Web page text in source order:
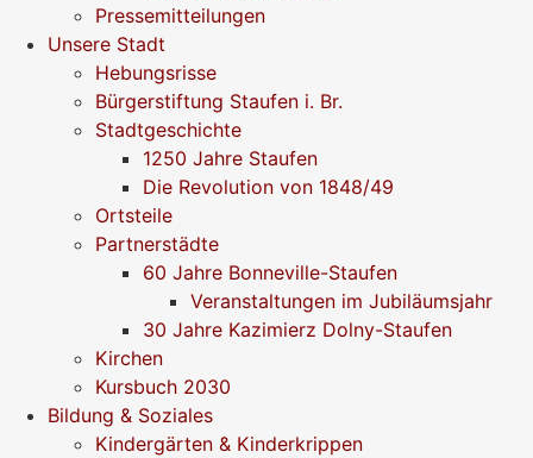
Pressemitteilungen
Unsere Stadt
Hebungsrisse
Bürgerstiftung Staufen i. Br.
Stadtgeschichte
1250 Jahre Staufen
Die Revolution von 1848/49
Ortsteile
Partnerstädte
60 Jahre Bonneville-Staufen
Veranstaltungen im Jubiläumsjahr
30 Jahre Kazimierz Dolny-Staufen
Kirchen
Kursbuch 2030
Bildung & Soziales
Kindergärten & Kinderkrippen